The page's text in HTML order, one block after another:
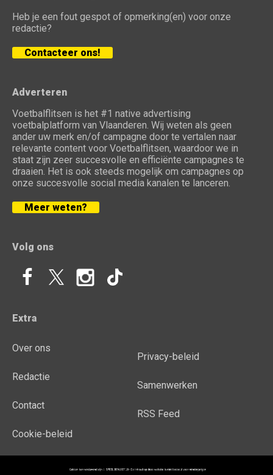
Heb je een fout gespot of opmerking(en) voor onze
redactie?
Contacteer ons!
Adverteren
Voetbalflitsen is het #1 native advertising
voetbalplatform van Vlaanderen. Wij weten als geen
ander uw merk en/of campagne door te vertalen naar
relevante content voor Voetbalflitsen, waardoor we in
staat zijn zeer succesvolle en efficiënte campagnes te
draaien. Het is ook steeds mogelijk om campagnes op
onze succesvolle social media kanalen te lanceren.
Meer weten?
Volg ons
Extra
Over ons
Redactie
Contact
Cookie-beleid
Privacy-beleid
Samenwerken
RSS Feed